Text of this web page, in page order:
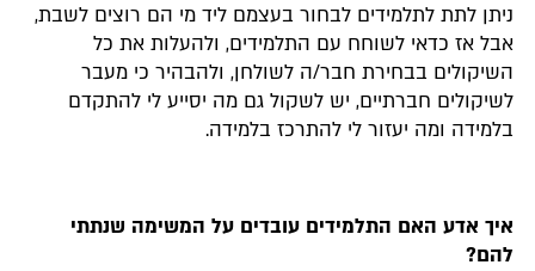
ניתן לתת לתלמידים לבחור בעצמם ליד מי הם רוצים לשבת,
אבל אז כדאי לשוחח עם התלמידים, ולהעלות את כל
השיקולים בבחירת חבר/ה לשולחן, ולהבהיר כי מעבר
לשיקולים חברתיים, יש לשקול גם מה יסייע לי להתקדם
בלמידה ומה יעזור לי להתרכז בלמידה.
איך אדע האם התלמידים עובדים על המשימה שנתתי
להם?